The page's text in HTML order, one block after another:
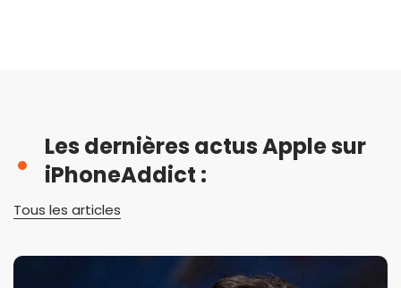
Les dernières actus Apple sur
iPhoneAddict :
Tous les articles